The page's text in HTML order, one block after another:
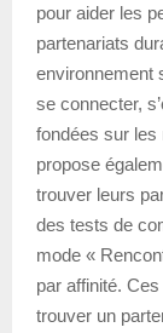
pour aider les
partenariats
environnement
se connecter,
fondées sur
propose
trouver leurs
des tests de
mode «
par affinité.
trouver un